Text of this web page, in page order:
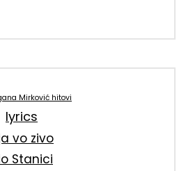
Mirković hitovi
lyrics
vo zivo
Stanici